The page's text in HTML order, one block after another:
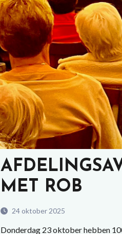
MET ROB
24 oktober 2025
Donderdag 23 oktober hebben